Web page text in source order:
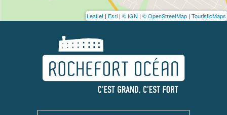
Leaflet | Esri | © IGN | © OpenStreetMap | TouristicMaps